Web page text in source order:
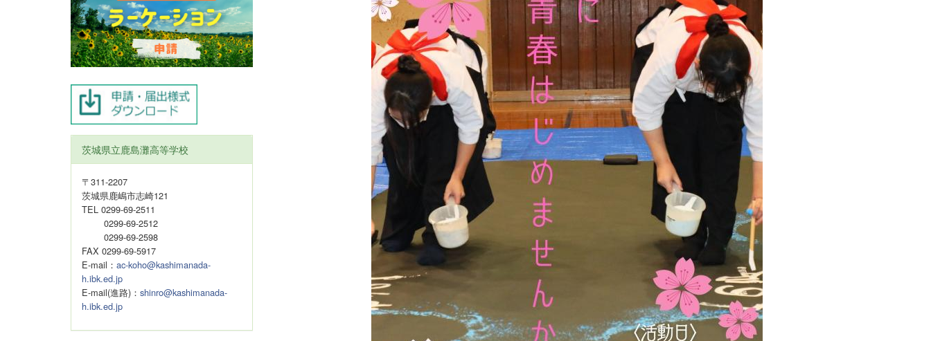
茨城県立鹿島灘高等学校
〒311-2207
茨城県鹿嶋市志崎121
TEL 0299-69-2511
0299-69-2512
0299-69-2598
FAX 0299-69-5917
E-mail： ac-koho@kashimanada-
h.ibk.ed.jp
E-mail(進路)： shinro@kashimanada-
h.ibk.ed.jp